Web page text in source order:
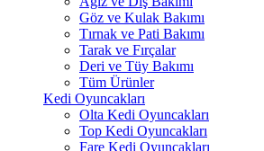
Göz ve Kulak Bakımı
Tırnak ve Pati Bakımı
Tarak ve Fırçalar
Deri ve Tüy Bakımı
Tüm Ürünler
Kedi Oyuncakları
Olta Kedi Oyuncakları
Top Kedi Oyuncakları
Fare Kedi Oyuncakları